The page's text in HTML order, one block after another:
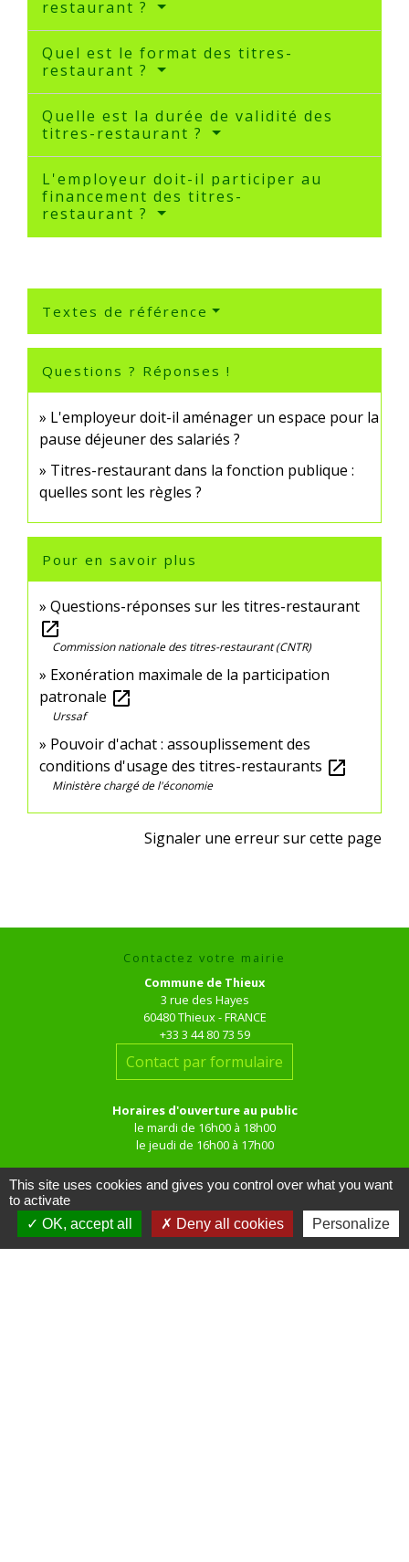
restaurant ?
Quel est le format des titres-
restaurant ?
Quelle est la durée de validité des
titres-restaurant ?
L'employeur doit-il participer au
financement des titres-
restaurant ?
Textes de référence
Questions ? Réponses !
L'employeur doit-il aménager un espace pour la
pause déjeuner des salariés ?
Titres-restaurant dans la fonction publique :
quelles sont les règles ?
Pour en savoir plus
Questions-réponses sur les titres-restaurant
open_in_new
Commission nationale des titres-restaurant (CNTR)
Exonération maximale de la participation
patronale open_in_new
Urssaf
Pouvoir d'achat : assouplissement des
conditions d'usage des titres-restaurants open_in_new
Ministère chargé de l'économie
Signaler une erreur sur cette page
Contactez votre mairie
Commune de Thieux
3 rue des Hayes
60480 Thieux - FRANCE
+33 3 44 80 73 59
Contact par formulaire
Horaires d'ouverture au public
le mardi de 16h00 à 18h00
le jeudi de 16h00 à 17h00
This site uses cookies and gives you control over what you want
to activate
OK, accept all
Deny all cookies Personalize